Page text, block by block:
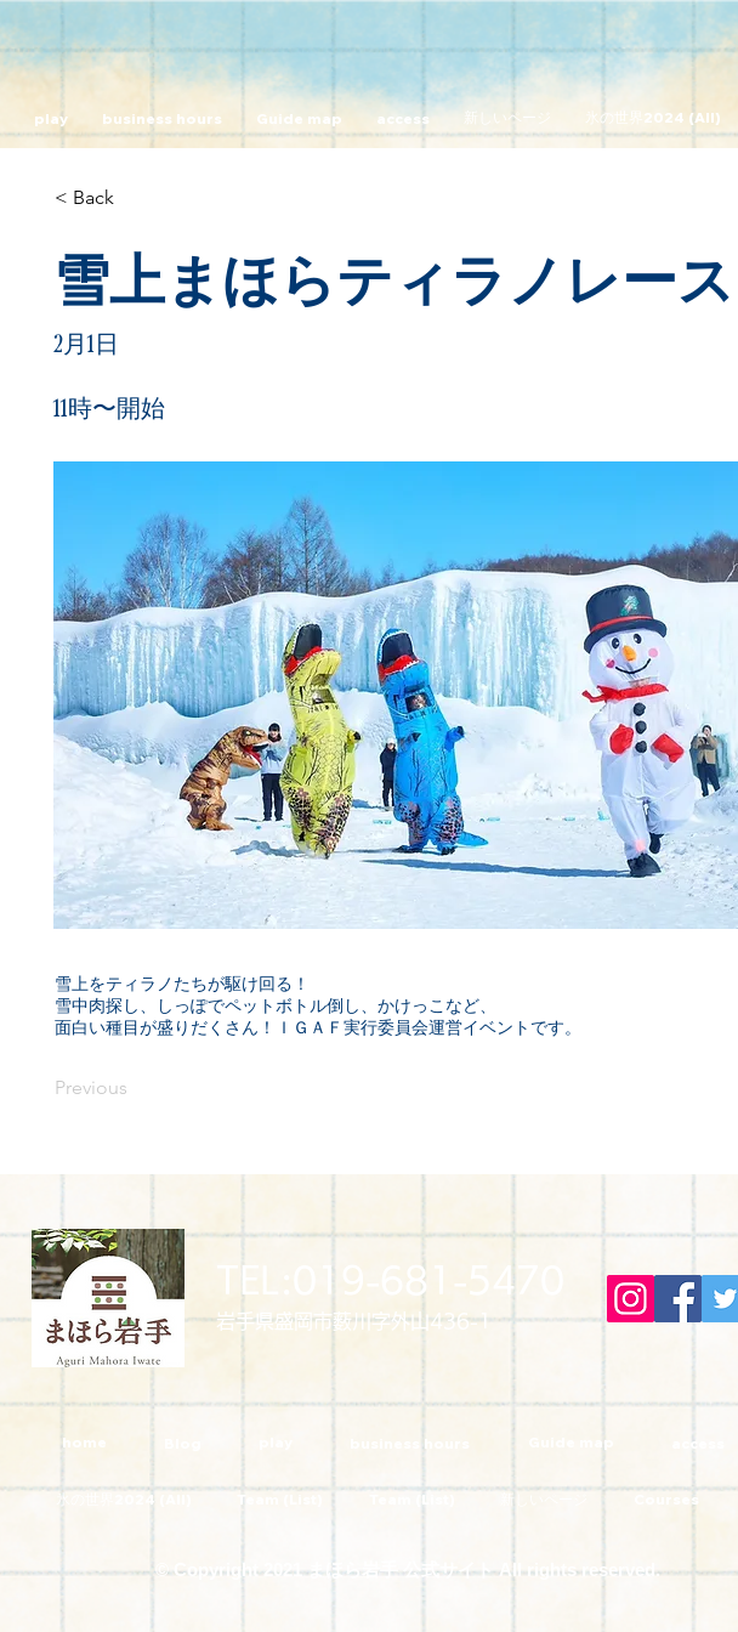
play business hours Guide map access 新しいページ 氷の世界2024 (All)
< Back
雪上まほらティラノレース
11時〜開始
2月1日
雪上をティラノたちが駆け回る！
雪中肉探し、しっぽでペットボトル倒し、かけっこなど、
面白い種目が盛りだくさん！ＩＧＡＦ実行委員会運営イベントです。
Previous
TEL:019-681-5470
岩手県盛岡市薮川字外山436-1
home Guide map access
氷の世界2024 (All) Team (List) Team (List) Courses
© Copyright 2021 まほら岩手 公式サイト All rights reserved.